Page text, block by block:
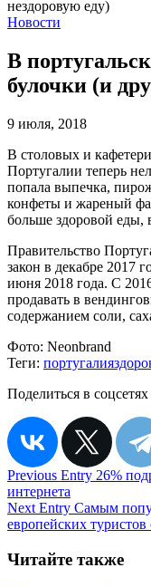
Новости
В
булочки (и
9 июля, 2018
В столовых и
Португалии теперь
попала выпечка,
конфеты и жареный
больше здоровой еды,
Правительство
закон в декабре 2017
июня 2018 года. С
продавать в
содержанием соли,
Фото: Neonbrand
Теги: португалия
Поделиться в соцсетях
Навигация
по
записям
Previous Entry 26%
интернета
Next Entry Самым
европейских
Читайте также